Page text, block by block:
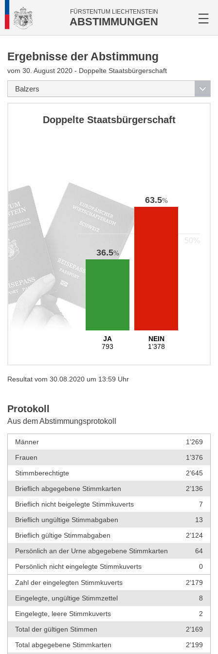
FÜRSTENTUM LIECHTENSTEIN
ABSTIMMUNGEN
Ergebnisse der Abstimmung
vom 30. August 2020 - Doppelte Staatsbürgerschaft
Doppelte Staatsbürgerschaft
36.5%
JA
793
63.5%
NEIN
1’378
Resultat vom 30.08.2020 um 13:59 Uhr
Protokoll
Aus dem Abstimmungsprotokoll
Männer
1’269
Frauen
1’376
Stimmberechtigte
2’645
Brieflich abgegebene Stimmkarten
2’136
Brieflich nicht beigelegte Stimmkuverts
7
Brieflich ungültige Stimmabgaben
13
Brieflich gültige Stimmabgaben
2’124
Persönlich an der Urne abgegebene Stimmkarten
64
Persönlich nicht eingelegte Stimmkuverts
0
Zahl der eingelegten Stimmkuverts
2’179
Eingelegte, ungültige Stimmzettel
8
Eingelegte, leere Stimmkuverts
2
Total der gültigen Stimmen
2’169
Total abgegebene Stimmkarten
2’199